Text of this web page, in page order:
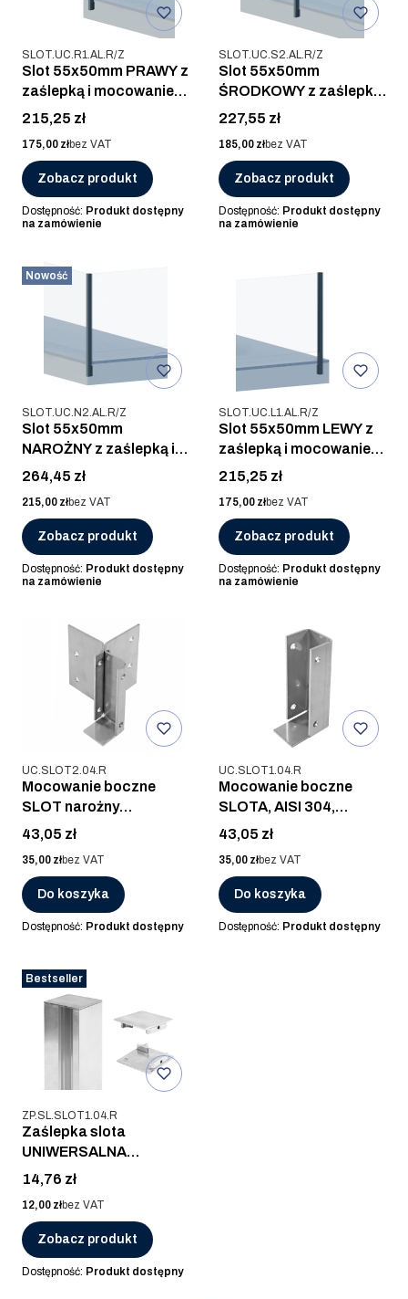
Kod produktu
SLOT.UC.R1.AL.R/Z
Slot 55x50mm PRAWY z
zaślepką i mocowaniem
bocznym, ALUMINIUM
SUROWY
Cena
215,25 zł
Cena
175,00 złbez VAT
Zobacz produkt
Dostępność: Produkt dostępny
na zamówienie
Kod produktu
SLOT.UC.S2.AL.R/Z
Slot 55x50mm
ŚRODKOWY z zaślepką
i mocowaniem
bocznym, ALUMINIUM
SUROWY
Cena
227,55 zł
Cena
185,00 złbez VAT
Zobacz produkt
Dostępność: Produkt dostępny
na zamówienie
Nowość
Kod produktu
SLOT.UC.N2.AL.R/Z
Slot 55x50mm
NAROŻNY z zaślepką i
mocowaniem bocznym,
ALUMINIUM SUROWY
Cena
264,45 zł
Cena
215,00 złbez VAT
Zobacz produkt
Dostępność: Produkt dostępny
na zamówienie
Kod produktu
SLOT.UC.L1.AL.R/Z
Slot 55x50mm LEWY z
zaślepką i mocowaniem
bocznym, ALUMINIUM
SUROWY
Cena
215,25 zł
Cena
175,00 złbez VAT
Zobacz produkt
Dostępność: Produkt dostępny
na zamówienie
Kod produktu
UC.SLOT2.04.R
Mocowanie boczne
SLOT narożny
(zewnętrzny), AISI 304,
SUROWA
Cena
43,05 zł
Cena
35,00 złbez VAT
Do koszyka
Dostępność: Produkt dostępny
Kod produktu
UC.SLOT1.04.R
Mocowanie boczne
SLOTA, AISI 304,
SUROWA
Cena
43,05 zł
Cena
35,00 złbez VAT
Do koszyka
Dostępność: Produkt dostępny
Bestseller
Kod produktu
ZP.SL.SLOT1.04.R
Zaślepka slota
UNIWERSALNA
55x50mm, ZAMAK,
SUROWA
Cena
14,76 zł
Cena
12,00 złbez VAT
Zobacz produkt
Dostępność: Produkt dostępny